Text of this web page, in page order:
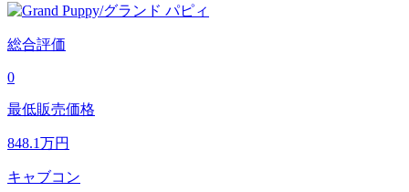
総合評価
0
最低販売価格
848.1万円
キャブコン